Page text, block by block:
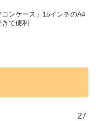
コンケース」15インチのA4
て便利
27